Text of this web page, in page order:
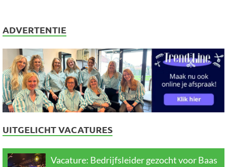
ADVERTENTIE
UITGELICHT VACATURES
Vacature: Bedrijfsleider gezocht voor Baas